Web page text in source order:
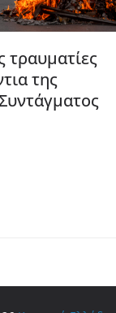
τραυματίες
της